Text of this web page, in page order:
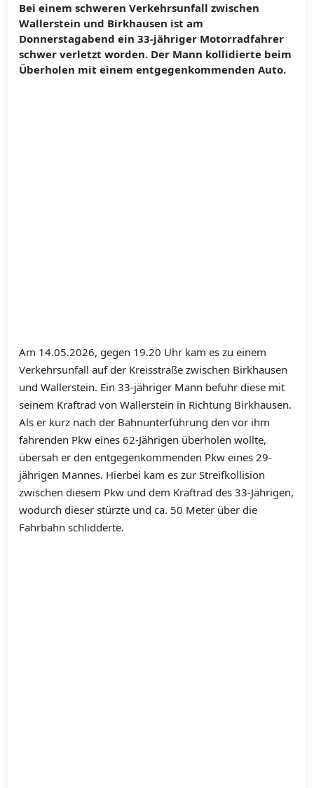
Bei einem schweren Verkehrsunfall zwischen
Wallerstein und Birkhausen ist am
Donnerstagabend ein 33-jähriger Motorradfahrer
schwer verletzt worden. Der Mann kollidierte beim
Überholen mit einem entgegenkommenden Auto.
Am 14.05.2026, gegen 19.20 Uhr kam es zu einem
Verkehrsunfall auf der Kreisstraße zwischen Birkhausen
und Wallerstein. Ein 33-jähriger Mann befuhr diese mit
seinem Kraftrad von Wallerstein in Richtung Birkhausen.
Als er kurz nach der Bahnunterführung den vor ihm
fahrenden Pkw eines 62-Jährigen überholen wollte,
übersah er den entgegenkommenden Pkw eines 29-
jährigen Mannes. Hierbei kam es zur Streifkollision
zwischen diesem Pkw und dem Kraftrad des 33-Jährigen,
wodurch dieser stürzte und ca. 50 Meter über die
Fahrbahn schlidderte.